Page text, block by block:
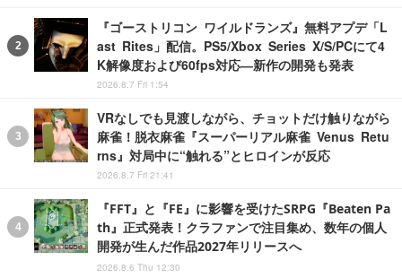
『ゴーストリコン ワイルドランズ』無料アプデ「L
ast Rites」配信。PS5/Xbox Series X/S/PCにて4
K解像度および60fps対応―新作の開発も発表
2026.8.7 Fri 1:54
VRなしでも見渡しながら、チョットだけ触りながら
麻雀！脱衣麻雀『スーパーリアル麻雀 Venus Retu
rns』対局中に“触れる”とヒロインが反応
2026.8.7 Fri 21:41
『FFT』と『FE』に影響を受けたSRPG『Beaten Pa
th』正式発表！クラファンで注目集め、数年の個人
開発が生んだ作品2027年リリースへ
2026.8.6 Thu 12:30